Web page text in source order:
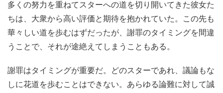
多くの努力を重ねてスターへの道を切り開いてきた彼女た
ちは、大衆から高い評価と期待を抱かれていた。この先も
華々しい道を歩むはずだったが、謝罪のタイミングを間違
うことで、それが途絶えてしまうこともある。
謝罪はタイミングが重要だ。どのスターであれ、議論もな
しに花道を歩むことはできない。あらゆる論難に対して誠